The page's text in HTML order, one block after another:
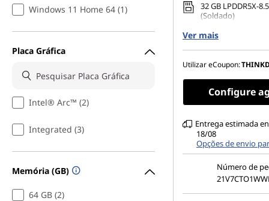
Windows 11 Home 64 (1)
Placa Gráfica
Intel® Arc™ (2)
Integrated (3)
Memória (GB)
64 GB (2)
32 GB LPDDR5X-
(Soldado)
256 GB SSD M.2
14" WUXGA (1920 x
100% sRGB, 500
baixo consumo de
Ver mais
Utilizar eCoupon:
Configure
Entrega estimada
18/08
Opções de envio
Número de